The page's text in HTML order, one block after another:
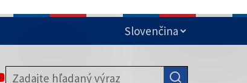
SA OTVORÍ NA NOVEJ KARTE
SA OTVORÍ NA NOVEJ KARTE
SA OTVORÍ NA NOVEJ KARTE